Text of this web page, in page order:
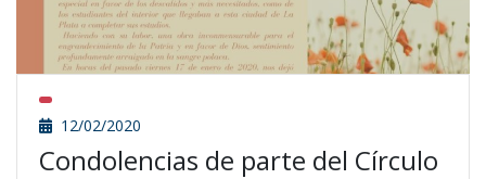
12/02/2020
Condolencias de parte del Círculo